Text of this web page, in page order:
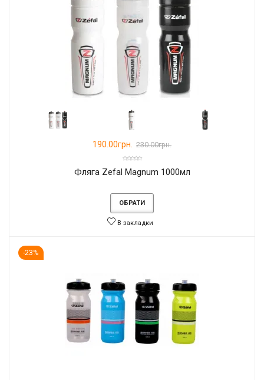
190.00грн. 230.00грн.
Фляга Zefal Magnum 1000мл
ОБРАТИ
В закладки
-23%